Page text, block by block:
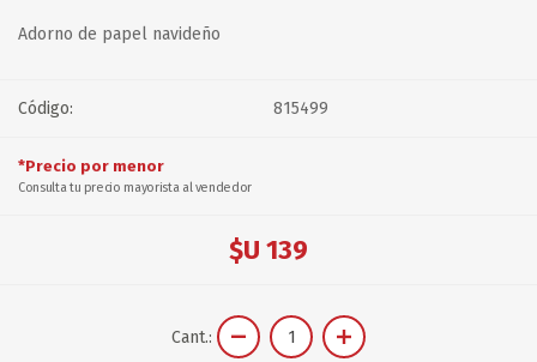
Adorno de papel navideño
Código: 815499
*Precio por menor
Consulta tu precio mayorista al vendedor
$U 139
Cant.: